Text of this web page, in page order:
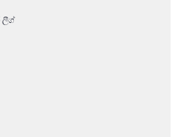
ලීග්